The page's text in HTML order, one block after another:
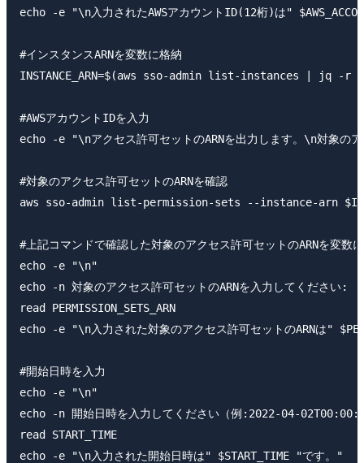
echo -e "\n入力されたAWSアカウントID(12桁)は"
#インスタンスARNを変数に格納
INSTANCE_ARN=$(aws sso-admin list-instances | jq
#AWSアカウントIDを入力
echo -e "\nアクセス許可セットのARNを出力します。\n対象の
#対象のアクセス許可セットのARNを確認
aws sso-admin list-permission-sets --instance-arn
#上記コマンドで確認した対象のアクセス許可セットのARNを変数
echo -e "\n"
echo -n 対象のアクセス許可セットのARNを入力してください:
read PERMISSION_SETS_ARN
echo -e "\n入力された対象のアクセス許可セットのARNは"
#開始日時を入力
echo -e "\n"
echo -n 開始日時を入力してください（例:2022-04-
read START_TIME
echo -e "\n入力された開始日時は" $START_TIME "です。"